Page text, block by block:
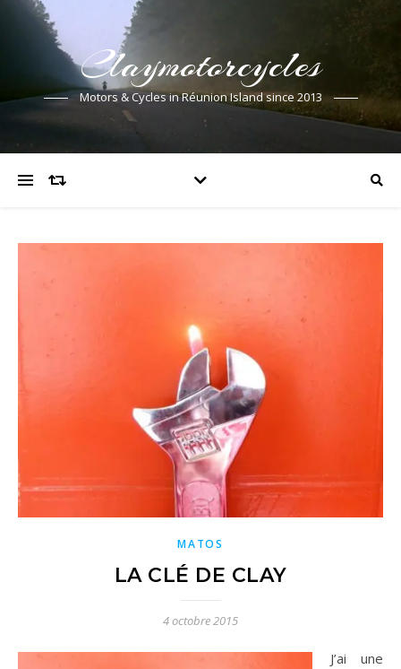
Claymotorcycles
Motors & Cycles in Réunion Island since 2013
MATOS
LA CLÉ DE CLAY
4 octobre 2015
J’ai une